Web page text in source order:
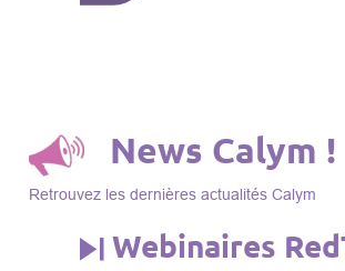
News Calym !
Retrouvez les dernières actualités Calym
Webinaires